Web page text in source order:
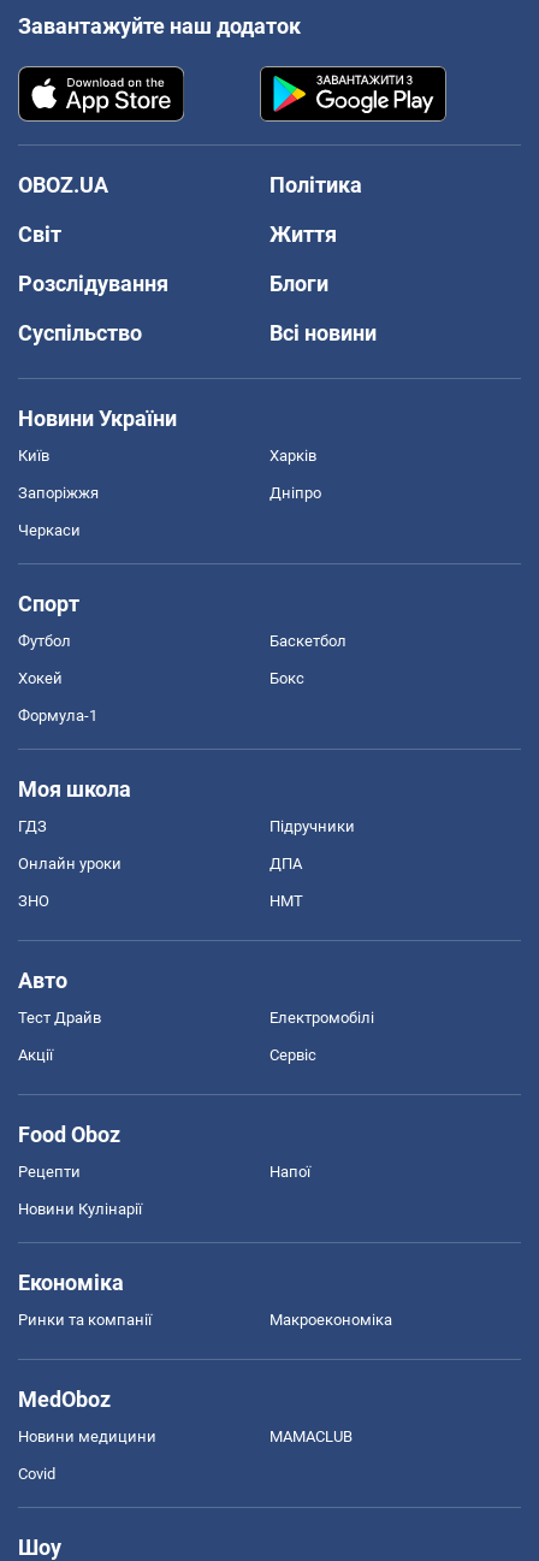
Завантажуйте наш додаток
OBOZ.UA
Політика
Світ
Життя
Розслідування
Блоги
Суспільство
Всі новини
Новини України
Київ Харків
Запоріжжя Дніпро
Черкаси
Спорт
Футбол Баскетбол
Хокей Бокс
Формула-1
Моя школа
ГДЗ Підручники
Онлайн уроки ДПА
ЗНО НМТ
Авто
Тест Драйв Електромобілі
Акції Сервіс
Food Oboz
Рецепти Напої
Новини Кулінарії
Економіка
Ринки та компанії Макроекономіка
MedOboz
Новини медицини MAMACLUB
Covid
Шоу